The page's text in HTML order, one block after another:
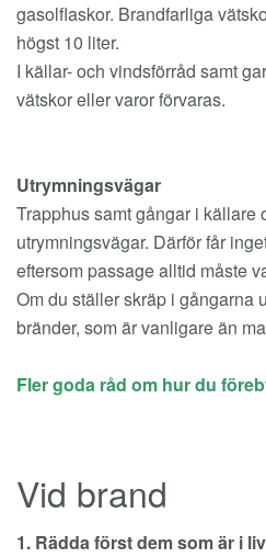
gasolflaskor. Brandfarliga
högst 10 liter.
I källar- och vindsförråd samt
vätskor eller varor förvaras.
Utrymningsvägar
Trapphus samt gångar i källare
utrymningsvägar. Därför får
eftersom passage alltid måste
Om du ställer skräp i gångarna
bränder, som är vanligare än
Fler goda råd om hur du
Vid brand
1. Rädda först dem som är i